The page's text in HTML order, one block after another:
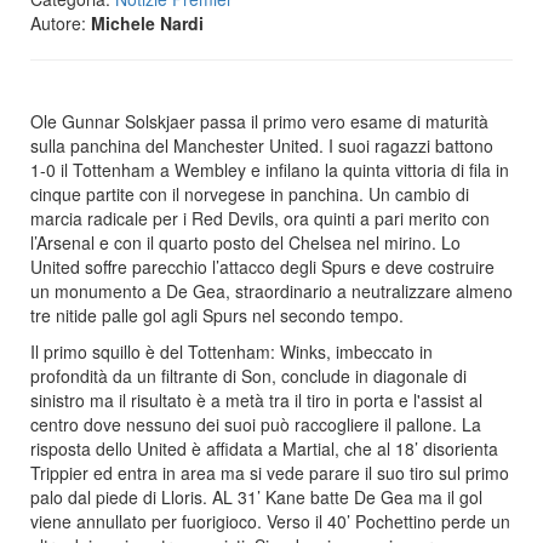
Autore: Michele Nardi
Ole Gunnar Solskjaer passa il primo vero esame di maturità
sulla panchina del Manchester United. I suoi ragazzi battono
1-0 il Tottenham a Wembley e infilano la quinta vittoria di fila in
cinque partite con il norvegese in panchina. Un cambio di
marcia radicale per i Red Devils, ora quinti a pari merito con
l’Arsenal e con il quarto posto del Chelsea nel mirino. Lo
United soffre parecchio l’attacco degli Spurs e deve costruire
un monumento a De Gea, straordinario a neutralizzare almeno
tre nitide palle gol agli Spurs nel secondo tempo.
Il primo squillo è del Tottenham: Winks, imbeccato in
profondità da un filtrante di Son, conclude in diagonale di
sinistro ma il risultato è a metà tra il tiro in porta e l'assist al
centro dove nessuno dei suoi può raccogliere il pallone. La
risposta dello United è affidata a Martial, che al 18’ disorienta
Trippier ed entra in area ma si vede parare il suo tiro sul primo
palo dal piede di Lloris. AL 31’ Kane batte De Gea ma il gol
viene annullato per fuorigioco. Verso il 40’ Pochettino perde un